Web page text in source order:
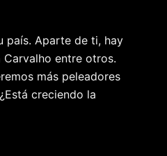
país. Aparte de ti, hay
entre otros.
más peleadores
creciendo la